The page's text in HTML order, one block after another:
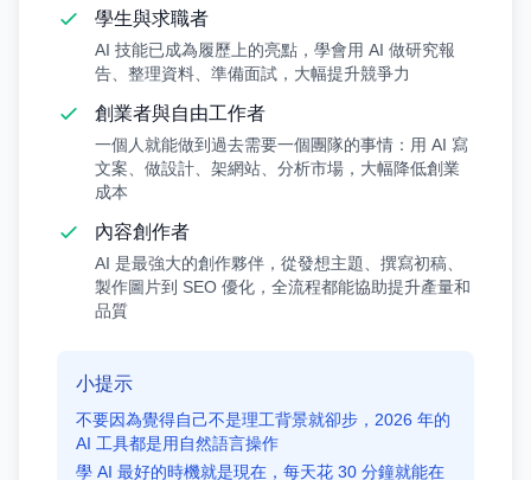
學生與求職者
AI 技能已成為履歷上的亮點，學會用 AI 做研究報
告、整理資料、準備面試，大幅提升競爭力
創業者與自由工作者
一個人就能做到過去需要一個團隊的事情：用 AI 寫
文案、做設計、架網站、分析市場，大幅降低創業
成本
內容創作者
AI 是最強大的創作夥伴，從發想主題、撰寫初稿、
製作圖片到 SEO 優化，全流程都能協助提升產量和
品質
小提示
不要因為覺得自己不是理工背景就卻步，2026 年的
AI 工具都是用自然語言操作
學 AI 最好的時機就是現在，每天花 30 分鐘就能在